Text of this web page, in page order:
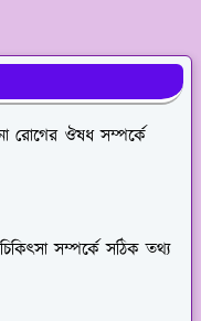
রোগের ঔষধ সম্পর্কে
সম্পর্কে সঠিক তথ্য